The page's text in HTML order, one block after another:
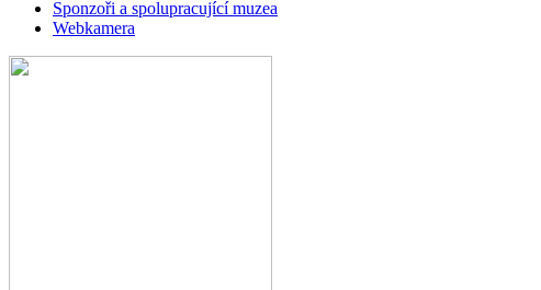
Sponzoři a spolupracující muzea
Webkamera